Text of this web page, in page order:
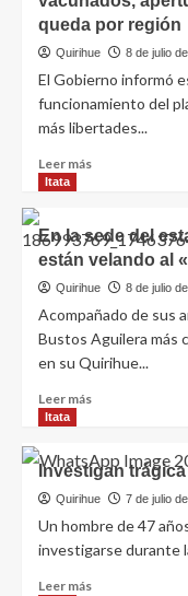
queda por región
Quirihue 8 de julio
El Gobierno informó
funcionamiento del
más libertades...
Leer más
Itata
En la sede del
están velando al
Quirihue 8 de julio
Acompañado de sus
Bustos Aguilera más
en su Quirihue...
Leer más
Itata
Investigan
Quirihue 7 de julio
Un hombre de 47
investigarse durante
Leer más